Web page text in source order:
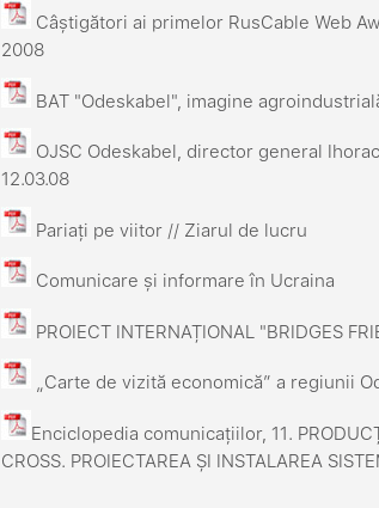
Câștigători ai primelor RusCable Web
2008
BAT "Odeskabel", imagine
OJSC Odeskabel, director general
12.03.08
Pariați pe viitor // Ziarul de lucru
Comunicare și informare în Ucraina
PROIECT INTERNAȚIONAL "BRIDGES
„Carte de vizită economică” a regiunii
Enciclopedia comunicațiilor, 11.
CROSS. PROIECTAREA ȘI INSTALAREA